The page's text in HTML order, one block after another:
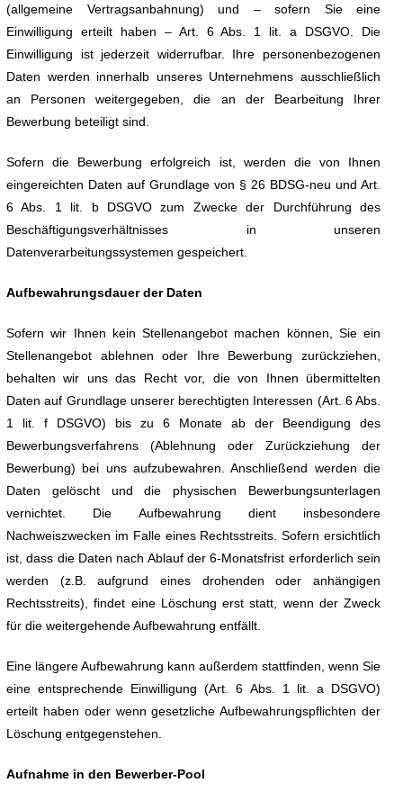
(allgemeine Vertragsanbahnung) und – sofern Sie eine
Einwilligung erteilt haben – Art. 6 Abs. 1 lit. a DSGVO. Die
Einwilligung ist jederzeit widerrufbar. Ihre personenbezogenen
Daten werden innerhalb unseres Unternehmens ausschließlich
an Personen weitergegeben, die an der Bearbeitung Ihrer
Bewerbung beteiligt sind.
Sofern die Bewerbung erfolgreich ist, werden die von Ihnen
eingereichten Daten auf Grundlage von § 26 BDSG-neu und Art.
6 Abs. 1 lit. b DSGVO zum Zwecke der Durchführung des
Beschäftigungsverhältnisses in unseren
Datenverarbeitungssystemen gespeichert.
Aufbewahrungsdauer der Daten
Sofern wir Ihnen kein Stellenangebot machen können, Sie ein
Stellenangebot ablehnen oder Ihre Bewerbung zurückziehen,
behalten wir uns das Recht vor, die von Ihnen übermittelten
Daten auf Grundlage unserer berechtigten Interessen (Art. 6 Abs.
1 lit. f DSGVO) bis zu 6 Monate ab der Beendigung des
Bewerbungsverfahrens (Ablehnung oder Zurückziehung der
Bewerbung) bei uns aufzubewahren. Anschließend werden die
Daten gelöscht und die physischen Bewerbungsunterlagen
vernichtet. Die Aufbewahrung dient insbesondere
Nachweiszwecken im Falle eines Rechtsstreits. Sofern ersichtlich
ist, dass die Daten nach Ablauf der 6-Monatsfrist erforderlich sein
werden (z.B. aufgrund eines drohenden oder anhängigen
Rechtsstreits), findet eine Löschung erst statt, wenn der Zweck
für die weitergehende Aufbewahrung entfällt.
Eine längere Aufbewahrung kann außerdem stattfinden, wenn Sie
eine entsprechende Einwilligung (Art. 6 Abs. 1 lit. a DSGVO)
erteilt haben oder wenn gesetzliche Aufbewahrungspflichten der
Löschung entgegenstehen.
Aufnahme in den Bewerber-Pool